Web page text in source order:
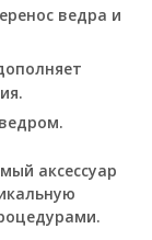
ведра и
аксессуар